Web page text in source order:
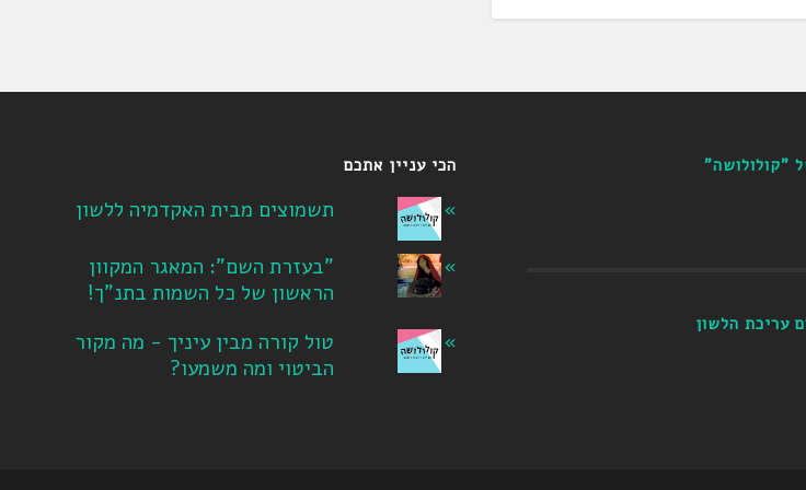
"קולולושה"
עריכת הלשון
הכי עניין אתכם
תשמוצים מבית האקדמיה ללשון
"בעזרת השם": המאגר המקוון
הראשון של כל השמות בתנ"ך!
טול קורה מבין עיניך - מה מקור
הביטוי ומה משמעו?